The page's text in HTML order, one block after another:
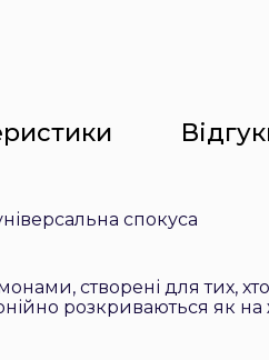
спокуса
створені для тих, хто
розкриваються як на